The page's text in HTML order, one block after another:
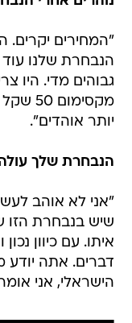
"המחירים יקרים.
הנבחרת שלנו
יותר אוהדים".
הנבחרת שלך עולה
"אני לא אוהב
שיש בנבחרת הזו
איתו. עם כיוון
דברים. אתה יודע
הישראלי, אני